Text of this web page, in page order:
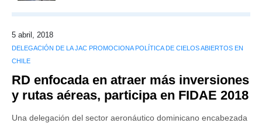
5 abril, 2018
DELEGACIÓN DE LA JAC PROMOCIONA POLÍTICA DE CIELOS ABIERTOS EN
CHILE
RD enfocada en atraer más inversiones
y rutas aéreas, participa en FIDAE 2018
Una delegación del sector aeronáutico dominicano encabezada